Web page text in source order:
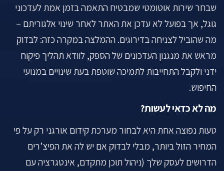
שבחר שירות אוטומטי שמבטיח התאמה בזמן אמת לעדכוני
גוגל, אך בפועל לא עדכן את האתר לאחר שינוי אלגוריתם –
מה שהוביל לצניחה בדירוגים. ההמלצה במקרה כזה: לבדוק
מראש את מנגנון העדכונים של הספק, לוודא תהליך פיקוח
ידני ולקבל התחייבות לתמיכה שוטפת בעת שינויים במנועי
החיפוש.
מה לא כדאי לעשות?
טעות נפוצה אחת היא לבחור מערכת קידום אורגני רק על פי
המחיר הזול ביותר, מבלי לבדוק אם יש לה את הפיצ’רים
הדרושים לעסק שלך (ניהול תוכן מתקדם, אינטגרציה עם